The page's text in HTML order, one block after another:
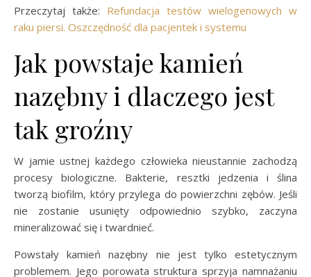
Przeczytaj także: Refundacja testów wielogenowych w
raku piersi. Oszczędność dla pacjentek i systemu
Jak powstaje kamień
nazębny i dlaczego jest
tak groźny
W jamie ustnej każdego człowieka nieustannie zachodzą
procesy biologiczne. Bakterie, resztki jedzenia i ślina
tworzą biofilm, który przylega do powierzchni zębów. Jeśli
nie zostanie usunięty odpowiednio szybko, zaczyna
mineralizować się i twardnieć.
Powstały kamień nazębny nie jest tylko estetycznym
problemem. Jego porowata struktura sprzyja namnażaniu